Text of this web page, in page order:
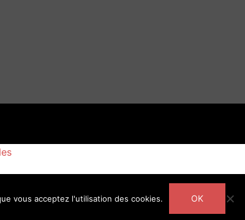
vous acceptez l'utilisation des cookies. OK